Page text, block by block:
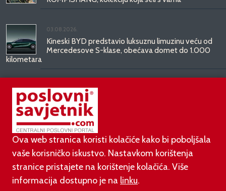
03.08.2026.
Kineski BYD predstavio luksuznu limuzinu veću od
Mercedesove S-klase, obećava domet do 1.000
kilometara
31.07.2026.
Najbrži studentski bolidi svijeta stižu u Mičevec
Ova web stranica koristi kolačiće kako bi poboljšala
vaše korisničko iskustvo. Nastavkom korištenja
stranice pristajete na korištenje kolačića. Više
informacija dostupno je na linku.